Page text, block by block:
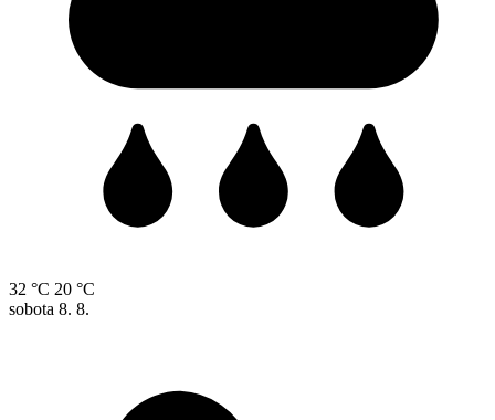
32 °C 20 °C
sobota 8. 8.